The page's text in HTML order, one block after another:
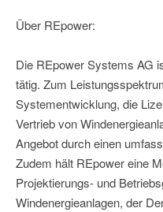
Über REpower:
Die REpower Systems AG
tätig. Zum
Systementwicklung, die
Vertrieb von
Angebot durch einen
Zudem hält REpower eine
Projektierungs- und
Windenergieanlagen, der